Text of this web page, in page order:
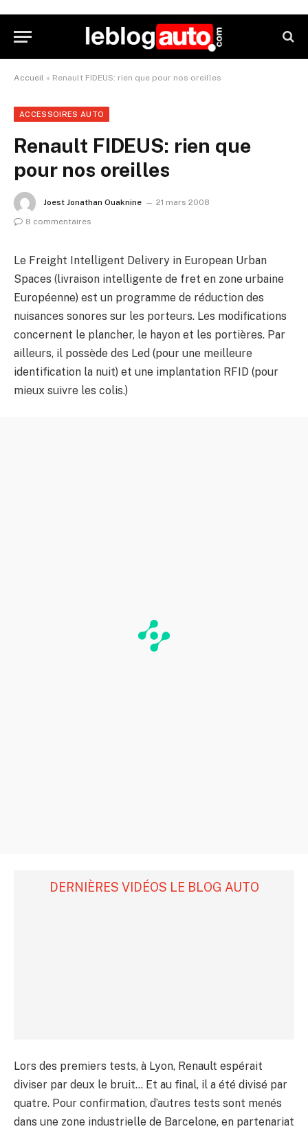
Accueil » Renault FIDEUS: rien que pour nos oreilles
ACCESSOIRES AUTO
Renault FIDEUS: rien que
pour nos oreilles
Joest Jonathan Ouaknine
21 mars 2008
8 commentaires
Le Freight Intelligent Delivery in European Urban
Spaces (livraison intelligente de fret en zone urbaine
Européenne) est un programme de réduction des
nuisances sonores sur les porteurs. Les modifications
concernent le plancher, le hayon et les portières. Par
ailleurs, il possède des Led (pour une meilleure
identification la nuit) et une implantation RFID (pour
mieux suivre les colis.)
DERNIÈRES VIDÉOS LE BLOG AUTO
Lors des premiers tests, à Lyon, Renault espérait
diviser par deux le bruit… Et au final, il a été divisé par
quatre. Pour confirmation, d’autres tests sont menés
dans une zone industrielle de Barcelone, en partenariat